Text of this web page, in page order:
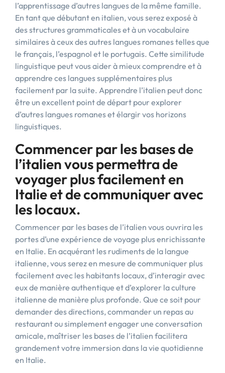
l’apprentissage d’autres langues de la même famille.
En tant que débutant en italien, vous serez exposé à
des structures grammaticales et à un vocabulaire
similaires à ceux des autres langues romanes telles que
le français, l’espagnol et le portugais. Cette similitude
linguistique peut vous aider à mieux comprendre et à
apprendre ces langues supplémentaires plus
facilement par la suite. Apprendre l’italien peut donc
être un excellent point de départ pour explorer
d’autres langues romanes et élargir vos horizons
linguistiques.
Commencer par les bases de
l’italien vous permettra de
voyager plus facilement en
Italie et de communiquer avec
les locaux.
Commencer par les bases de l’italien vous ouvrira les
portes d’une expérience de voyage plus enrichissante
en Italie. En acquérant les rudiments de la langue
italienne, vous serez en mesure de communiquer plus
facilement avec les habitants locaux, d’interagir avec
eux de manière authentique et d’explorer la culture
italienne de manière plus profonde. Que ce soit pour
demander des directions, commander un repas au
restaurant ou simplement engager une conversation
amicale, maîtriser les bases de l’italien facilitera
grandement votre immersion dans la vie quotidienne
en Italie.